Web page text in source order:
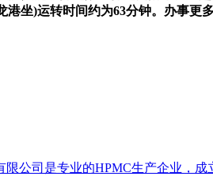
坐)运转时间约为63分钟。办事更
限公司是专业的HPMC生产企业，成